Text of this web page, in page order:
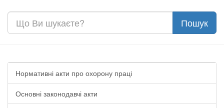
Нормативні акти про охорону праці
Основні законодавчі акти